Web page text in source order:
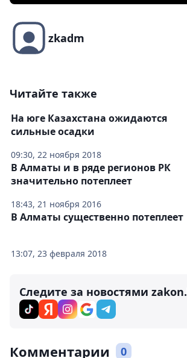
zkadm
Читайте также
09:30, 22 ноября 2018
На юге Казахстана ожидаются
сильные осадки
18:43, 21 ноября 2016
В Алматы и в ряде регионов РК
значительно потеплеет
13:07, 23 февраля 2018
В Алматы существенно потеплеет
Следите за новостями
Комментарии 0